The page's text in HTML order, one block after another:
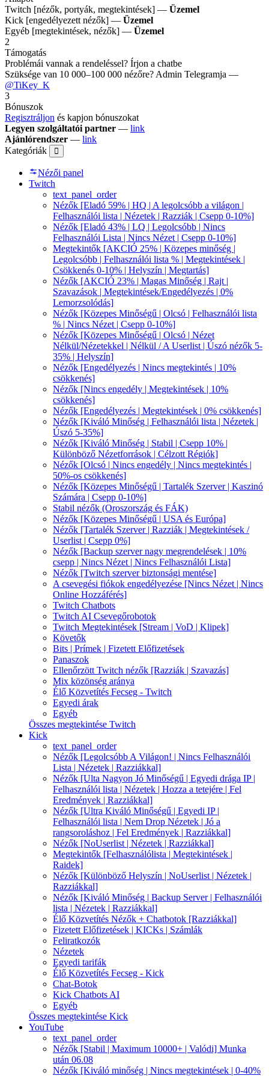
Twitch [nézők, portyák, megtekintések] — Üzemel
Kick [engedélyezett nézők] — Üzemel
Egyéb [megtekintések, nézők] — Üzemel
2
Támogatás
Problémái vannak a rendeléssel? Írjon a chatbe
Szüksége van 10 000–100 000 nézőre? Admin Telegramja —
@TiKey_K
3
Bónuszok
Regisztráljon és kapjon bónuszokat
Legyen szolgáltatói partner — link
Ajánlórendszer — link
Kategóriák
Nézői panel
Twitch
text_panel_order
Nézők [Eladó 59% | HQ | A legolcsóbb a világon |
Felhasználói lista | Nézetek | Razziák | Csepp 0-10%]
Nézők [Eladó 43% | LQ | Legolcsóbb | Nincs
Felhasználói Lista | Nincs Nézet | Csepp 0-10%]
Megtekintők [AKCIÓ 25% | Közepes minőség |
Legolcsóbb | Felhasználói lista % | Megtekintések |
Csökkenés 0-10% | Helyszín | Megtartás]
Nézők [AKCIÓ 23% | Magas Minőség | Rajt |
Szavazások | Megtekintések/Engedélyezés | 0%
Lemorzsolódás]
Nézők [Közepes Minőségű | Olcsó | Felhasználói lista
% | Nincs Nézet | Csepp 0-10%]
Nézők [Közepes Minőségű | Olcsó | Nézet
Nélkül/Nézetekkel | Nélkül / A Userlist | Úszó nézők 5-
35% | Helyszín]
Nézők [Engedélyezés | Nincs megtekintés | 10%
csökkenés]
Nézők [Nincs engedély | Megtekintések | 10%
csökkenés]
Nézők [Engedélyezés | Megtekintések | 0% csökkenés]
Nézők [Kiváló Minőség | Felhasználói lista | Nézetek |
Úszó 5-35%]
Nézők [Kiváló Minőség | Stabil | Csepp 10% |
Különböző Nézetforrások | Célzott Régiók]
Nézők [Olcsó | Nincs engedély | Nincs megtekintés |
50%-os csökkenés]
Nézők [Közepes Minőségű | Tartalék Szerver | Kaszinó
Számára | Csepp 0-10%]
Stabil nézők (Oroszország és FÁK)
Nézők [Közepes Minőségű | USA és Európa]
Nézők [Tartalék Szerver | Razziák | Megtekintések /
Userlist | Csepp 0%]
Nézők [Backup szerver nagy megrendelések | 10%
csepp | Nincs Nézet | Nincs Felhasználói Lista]
Nézők [Twitch szerver biztonsági mentése]
A csevegési fiókok engedélyezése [Nincs Nézet | Nincs
Online Hozzáférés]
Twitch Chatbots
Twitch AI Csevegőrobotok
Twitch Megtekintések [Stream | VoD | Klipek]
Követők
Bits | Prímek | Fizetett Előfizetések
Panaszok
Ellenőrzött Twitch nézők [Razziák | Szavazás]
Mix közönség aránya
Élő Közvetítés Fecseg - Twitch
Egyedi árak
Egyéb
Összes megtekintése Twitch
Kick
text_panel_order
Nézők [Legolcsóbb A Világon! | Nincs Felhasználói
Lista | Nézetek | Razziákkal]
Nézők [Ulta Nagyon Jó Minőségű | Egyedi drága IP |
Felhasználói lista | Nézetek | Hozza a tetejére | Fel
Eredmények | Razziákkal]
Nézők [Ultra Kiváló Minőségű | Egyedi IP |
Felhasználói lista | Nem Drop Nézetek | Jó a
rangsoroláshoz | Fel Eredmények | Razziákkal]
Nézők [NoUserlist | Nézetek | Razziákkal]
Megtekintők [Felhasználólista | Megtekintések |
Raidek]
Nézők [Különböző Helyszín | NoUserlist | Nézetek |
Razziákkal]
Nézők [Kiváló Minőség | Backup Server | Felhasználói
lista | Nézetek | Razziákkal]
Élő Közvetítés Nézők + Chatbotok [Razziákkal]
Fizetett Előfizetések | KICKs | Számlák
Feliratkozók
Nézetek
Egyedi tarifák
Élő Közvetítés Fecseg - Kick
Chat-Botok
Kick Chatbots AI
Egyéb
Összes megtekintése Kick
YouTube
text_panel_order
Nézők [Stabil | Maximum 10000+ | Valódi] Munka
után 06.08
Nézők [Kiváló minőség | Nincs megtekintések | 0-40%